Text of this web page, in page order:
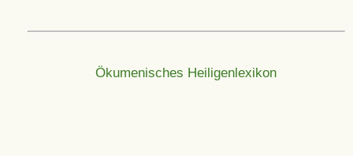
Ökumenisches Heiligenlexikon